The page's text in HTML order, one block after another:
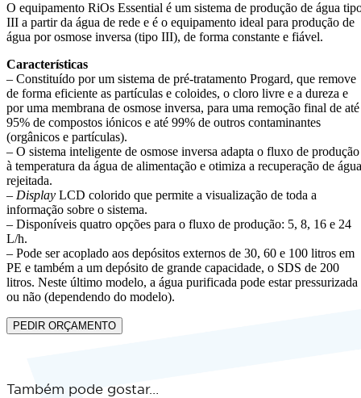
O equipamento RiOs Essential é um sistema de produção de água
III a partir da água de rede e é o equipamento ideal para produção de
água por osmose inversa (tipo III), de forma constante e fiável.
Características
– Constituído por um sistema de pré-tratamento Progard, que remove
de forma eficiente as partículas e coloides, o cloro livre e a dureza e
por uma membrana de osmose inversa, para uma remoção final de até
95% de compostos iónicos e até 99% de outros contaminantes
(orgânicos e partículas).
– O sistema inteligente de osmose inversa adapta o fluxo de produção
à temperatura da água de alimentação e otimiza a recuperação de água
rejeitada.
– Display LCD colorido que permite a visualização de toda a
informação sobre o sistema.
– Disponíveis quatro opções para o fluxo de produção: 5, 8, 16 e 24
L/h.
– Pode ser acoplado aos depósitos externos de 30, 60 e 100 litros em
PE e também a um depósito de grande capacidade, o SDS de 200
litros. Neste último modelo, a água purificada pode estar pressurizada
ou não (dependendo do modelo).
PEDIR ORÇAMENTO
Também pode gostar…